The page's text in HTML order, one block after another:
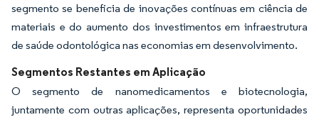
segmento se beneficia de inovações contínuas em ciência de
materiais e do aumento dos investimentos em infraestrutura
de saúde odontológica nas economias em desenvolvimento.
Segmentos Restantes em Aplicação
O segmento de nanomedicamentos e biotecnologia,
juntamente com outras aplicações, representa oportunidades